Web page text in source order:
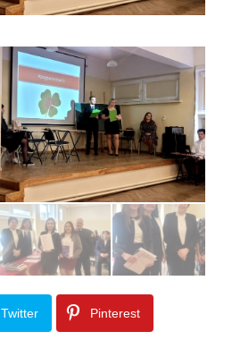
Twitter Pinterest